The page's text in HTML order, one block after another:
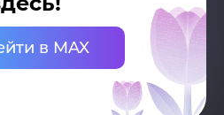
в MAX